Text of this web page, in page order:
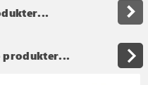
navigate_next
produkter...